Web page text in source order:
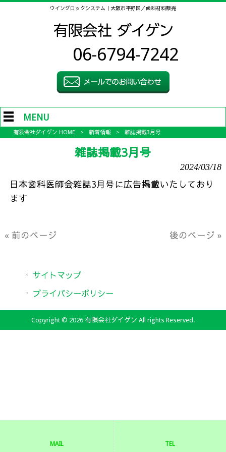
ウイングロックシステム｜大阪市平野区／歯科材料販売
06-6794-7242
MENU
有限会社ダイゲン HOME > 新着情報 > 雑誌掲載3月号
雑誌掲載3月号
2024/03/18
日本歯科医師会雑誌3月号に広告掲載いたしており
ます
« 前のページ 後のページ »
サイトマップ
プライバシーポリシー
Copyright © 2026 有限会社ダイゲン All rights Reserved.
MAIL TEL